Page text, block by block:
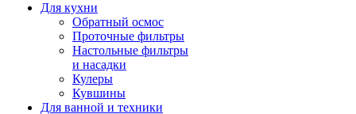
Для кухни
Обратный осмос
Проточные фильтры
Настольные фильтры
и насадки
Кулеры
Кувшины
Для ванной и техники